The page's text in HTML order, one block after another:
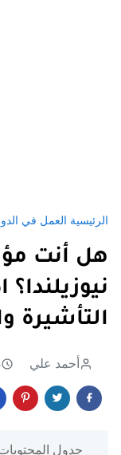
الرئيسية العمل في
هل أنت
التأشيرة
أحمد علي 8
جدول